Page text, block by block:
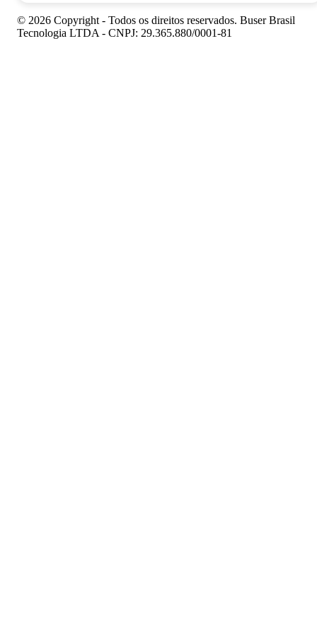
© 2026 Copyright - Todos os direitos reservados. Buser Brasil
Tecnologia LTDA - CNPJ: 29.365.880/0001-81